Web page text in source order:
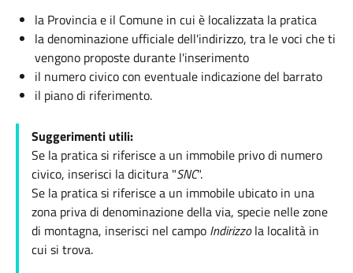
la Provincia e il Comune in cui è localizzata la pratica
la denominazione ufficiale dell'indirizzo, tra le voci che ti
vengono proposte durante l'inserimento
il numero civico con eventuale indicazione del barrato
il piano di riferimento.
Suggerimenti utili:
Se la pratica si riferisce a un immobile privo di numero
civico, inserisci la dicitura "SNC".
Se la pratica si riferisce a un immobile ubicato in una
zona priva di denominazione della via, specie nelle zone
di montagna, inserisci nel campo Indirizzola località in
cui si trova.